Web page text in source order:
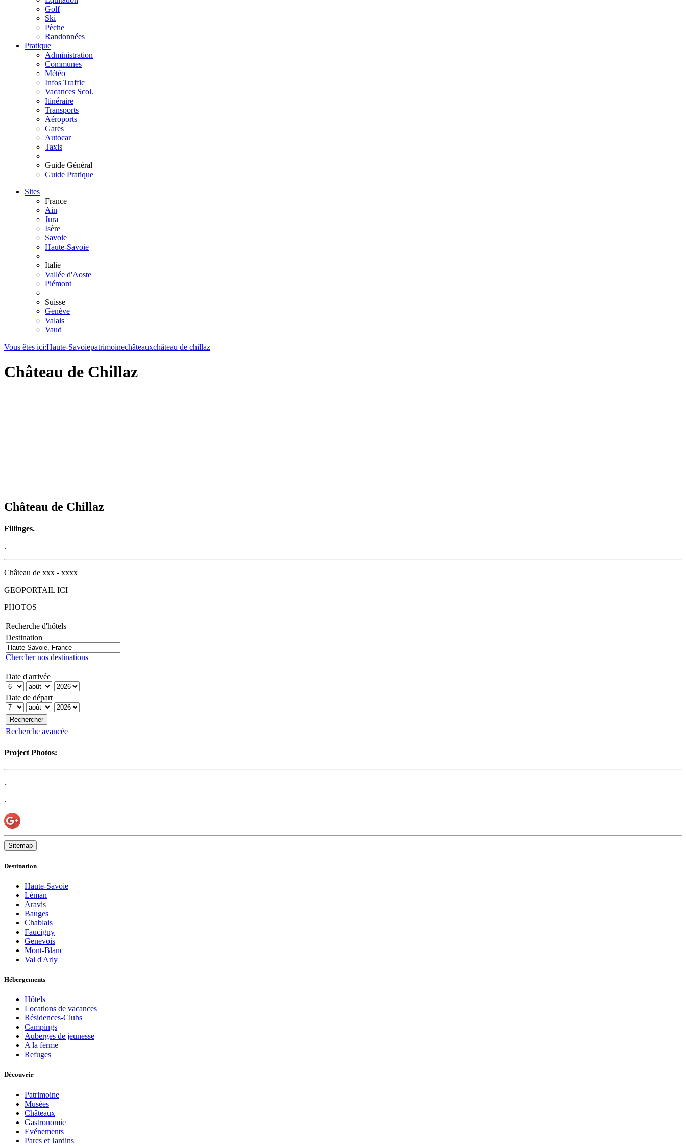
Golf
Ski
Pèche
Randonnées
Pratique
Administration
Communes
Météo
Infos Traffic
Vacances Scol.
Itinéraire
Transports
Aéroports
Gares
Autocar
Taxis
Guide Général
Guide Pratique
Sites
France
Ain
Jura
Isère
Savoie
Haute-Savoie
Italie
Vallée d'Aoste
Piémont
Suisse
Genève
Valais
Vaud
Vous êtes ici:Haute-Savoiepatrimoinechâteauxchâteau de chillaz
Château de Chillaz
Château de Chillaz
Fillinges.
.
Château de xxx - xxxx
GEOPORTAIL ICI
PHOTOS
Recherche d'hôtels
Destination
Chercher nos destinations
Date d'arrivée
Date de départ
Recherche avancée
Project Photos:
.
.
Sitemap
Destination
Haute-Savoie
Léman
Aravis
Bauges
Chablais
Faucigny
Genevois
Mont-Blanc
Val d'Arly
Hébergements
Hôtels
Locations de vacances
Résidences-Clubs
Campings
Auberges de jeunesse
A la ferme
Refuges
Découvrir
Patrimoine
Musées
Châteaux
Gastronomie
Evénements
Parcs et Jardins